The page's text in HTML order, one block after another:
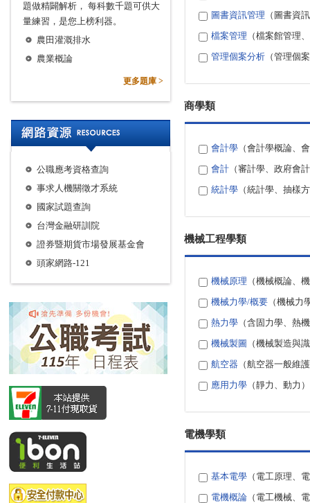
題做精闢解析， 每科數千題可供大
量練習，是您上榜利器。
農田灌溉排水
農業概論
更多題庫 >
公職應考資格查詢
事求人機關徵才系統
國家試題查詢
台灣金融研訓院
證券暨期貨市場發展基金會
頭家網路-121
圖書資訊管理 （圖書資
檔案管理 （檔案館管理
管理個案分析（管理個
商學類
會計學（會計學概論、
會計（審計學、政府會
統計學（統計學、抽樣
機械工程學類
機械原理 （機械概論、
機械力學/概要（機械力
熱力學（含固力學、熱
機械製圖 （機械製造與
航空器 （航空器一般維
應用力學（靜力、動力）
電機學類
基本電學（電工原理、
電機概論（電工機械、